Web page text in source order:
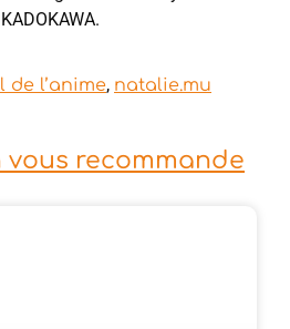
de l’anime, natalie.mu
vous recommande